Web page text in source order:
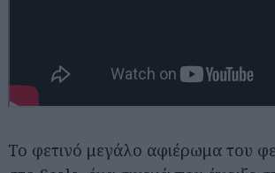
To φετινό μεγάλο αφιέρωμα του